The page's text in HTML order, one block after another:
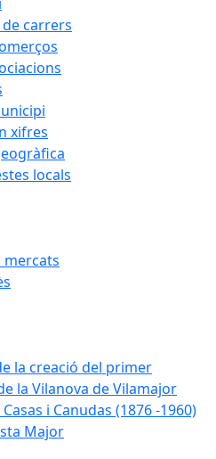
carrers
xifres
locals
mercats
la creació del primer
la Vilanova de Vilamajor
i Canudas (1876 -1960)
Major